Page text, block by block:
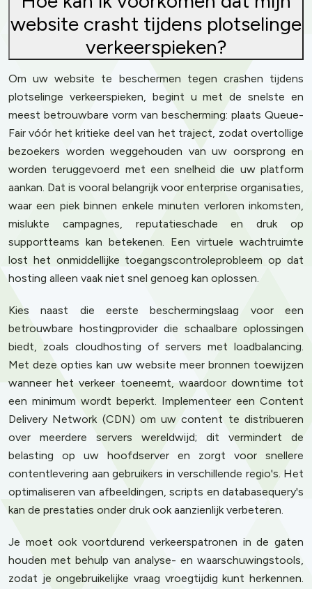
website crasht tijdens plotselinge
verkeerspieken?
Om uw website te beschermen tegen crashen tijdens
plotselinge verkeerspieken, begint u met de snelste en
meest betrouwbare vorm van bescherming: plaats Queue-
Fair vóór het kritieke deel van het traject, zodat overtollige
bezoekers worden weggehouden van uw oorsprong en
worden teruggevoerd met een snelheid die uw platform
aankan. Dat is vooral belangrijk voor enterprise organisaties,
waar een piek binnen enkele minuten verloren inkomsten,
mislukte campagnes, reputatieschade en druk op
supportteams kan betekenen. Een virtuele wachtruimte
lost het onmiddellijke toegangscontroleprobleem op dat
hosting alleen vaak niet snel genoeg kan oplossen.
Kies naast die eerste beschermingslaag voor een
betrouwbare hostingprovider die schaalbare oplossingen
biedt, zoals cloudhosting of servers met loadbalancing.
Met deze opties kan uw website meer bronnen toewijzen
wanneer het verkeer toeneemt, waardoor downtime tot
een minimum wordt beperkt. Implementeer een Content
Delivery Network (CDN) om uw content te distribueren
over meerdere servers wereldwijd; dit vermindert de
belasting op uw hoofdserver en zorgt voor snellere
contentlevering aan gebruikers in verschillende regio's. Het
optimaliseren van afbeeldingen, scripts en databasequery's
kan de prestaties onder druk ook aanzienlijk verbeteren.
Je moet ook voortdurend verkeerspatronen in de gaten
houden met behulp van analyse- en waarschuwingstools,
zodat je ongebruikelijke vraag vroegtijdig kunt herkennen.